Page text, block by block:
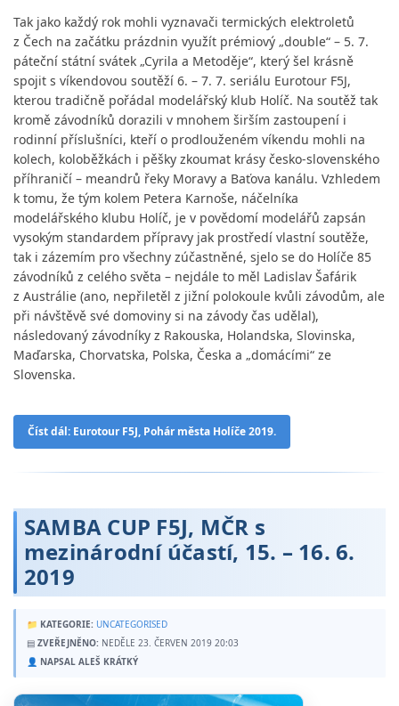
Tak jako každý rok mohli vyznavači termických elektroletů
z Čech na začátku prázdnin využít prémiový „double“ – 5. 7.
páteční státní svátek „Cyrila a Metoděje“, který šel krásně
spojit s víkendovou soutěží 6. – 7. 7. seriálu Eurotour F5J,
kterou tradičně pořádal modelářský klub Holíč. Na soutěž tak
kromě závodníků dorazili v mnohem širším zastoupení i
rodinní příslušníci, kteří o prodlouženém víkendu mohli na
kolech, koloběžkách i pěšky zkoumat krásy česko-slovenského
příhraničí – meandrů řeky Moravy a Baťova kanálu. Vzhledem
k tomu, že tým kolem Petera Karnoše, náčelníka
modelářského klubu Holíč, je v povědomí modelářů zapsán
vysokým standardem přípravy jak prostředí vlastní soutěže,
tak i zázemím pro všechny zúčastněné, sjelo se do Holíče 85
závodníků z celého světa – nejdále to měl Ladislav Šafárik
z Austrálie (ano, nepřiletěl z jižní polokoule kvůli závodům, ale
při návštěvě své domoviny si na závody čas udělal),
následovaný závodníky z Rakouska, Holandska, Slovinska,
Maďarska, Chorvatska, Polska, Česka a „domácími“ ze
Slovenska.
Číst dál: Eurotour F5J, Pohár města Holíče 2019.
SAMBA CUP F5J, MČR s
mezinárodní účastí, 15. – 16. 6.
2019
📁 KATEGORIE: UNCATEGORISED
▤ ZVEŘEJNĚNO: NEDĚLE 23. ČERVEN 2019 20:03
👤 NAPSAL ALEŠ KRÁTKÝ